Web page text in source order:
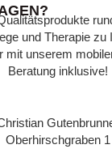
Pferd gesund hält:
zu
finden Sie in
und Therapie zu
mit unserem
Beratung inklusive!
Oberhirschgraben 1